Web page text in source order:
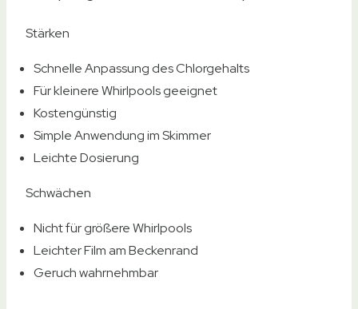
Stärken
Schnelle Anpassung des Chlorgehalts
Für kleinere Whirlpools geeignet
Kostengünstig
Simple Anwendung im Skimmer
Leichte Dosierung
Schwächen
Nicht für größere Whirlpools
Leichter Film am Beckenrand
Geruch wahrnehmbar